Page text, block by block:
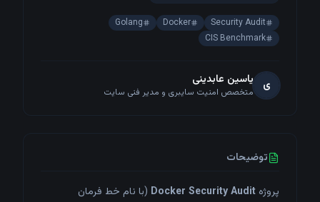
Security Audit
Docker
Golang
CIS Benchmark
ی یاسین عابدینی
متخصص امنیت سایبری و مدیر فنی سایت
توضیحات
پروژه Docker Security Audit (با نام خط فرمان